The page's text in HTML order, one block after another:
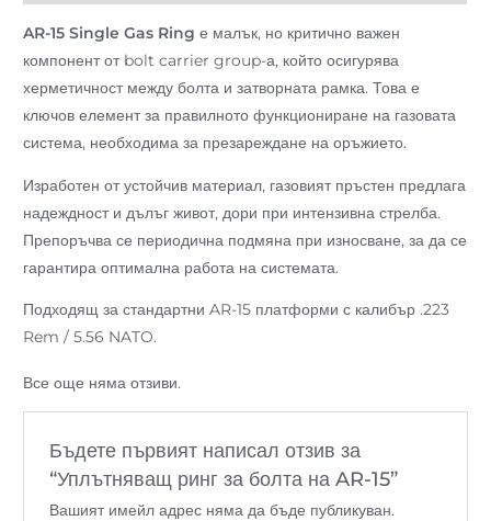
AR-15 Single Gas Ring е малък, но критично важен
компонент от bolt carrier group-а, който осигурява
херметичност между болта и затворната рамка. Това е
ключов елемент за правилното функциониране на газовата
система, необходима за презареждане на оръжието.
Изработен от устойчив материал, газовият пръстен предлага
надеждност и дълъг живот, дори при интензивна стрелба.
Препоръчва се периодична подмяна при износване, за да се
гарантира оптимална работа на системата.
Подходящ за стандартни AR-15 платформи с калибър .223
Rem / 5.56 NATO.
Все още няма отзиви.
Бъдете първият написал отзив за
“Уплътняващ ринг за болта на AR-15”
Вашият имейл адрес няма да бъде публикуван.